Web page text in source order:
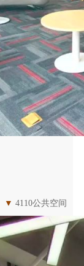
▼ 4110公共空间